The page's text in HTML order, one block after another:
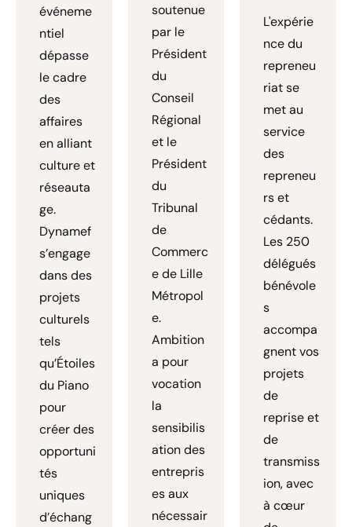
événeme
ntiel
dépasse
le cadre
des
affaires
en alliant
culture et
réseauta
ge.
Dynamef
s’engage
dans des
projets
culturels
tels
qu’Étoiles
du Piano
pour
créer des
opportuni
tés
uniques
d’échang
soutenue
par le
Président
du
Conseil
Régional
et le
Président
du
Tribunal
de
Commerc
e de Lille
Métropol
e.
Ambition
a pour
vocation
la
sensibilis
ation des
entrepris
es aux
nécessair
L'expérie
nce du
repreneu
riat se
met au
service
des
repreneu
rs et
cédants.
Les 250
délégués
bénévole
s
accompa
gnent vos
projets
de
reprise et
de
transmiss
ion, avec
à cœur